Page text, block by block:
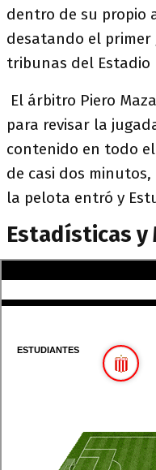
dentro de su propio
desatando el primer
tribunas del Estadio
El árbitro Piero
para revisar la
contenido en todo
de casi dos
la pelota entró y
Estadísticas y